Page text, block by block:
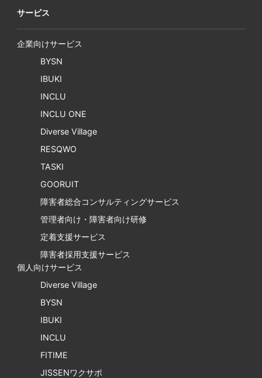
サービス
企業向けサービス
BYSN
IBUKI
INCLU
INCLU ONE
Diverse Village
RESQWO
TASKI
GOORUIT
障害者総合コンサルティングサービス
管理者向け・障害者向け研修
定着支援サービス
障害者採用支援サービス
個人向けサービス
Diverse Village
BYSN
IBUKI
INCLU
FITIME
JISSENワクサポ